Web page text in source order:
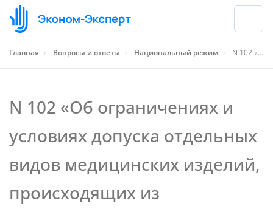
Главная › Вопросы и ответы › Национальный режим › N 102 «Об ограничениях и условиях допуска отдельных видов медицинских изделий, происходящих из иностранных государств, для целей осуществления закупок для обеспечения государственных и муниципальных нужд»
N 102 «Об ограничениях и
условиях допуска отдельных
видов медицинских изделий,
происходящих из